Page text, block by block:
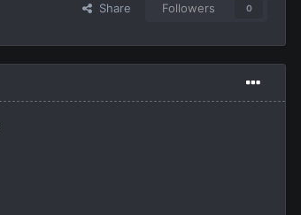
Share Followers 0